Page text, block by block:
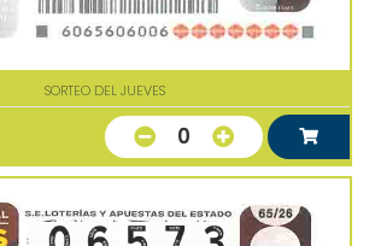
SORTEO DEL JUEVES
0